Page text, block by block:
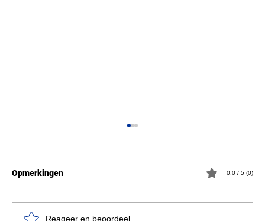
Opmerkingen 0.0 / 5 (0)
Reageer en beoordeel...